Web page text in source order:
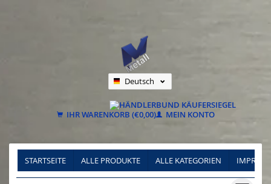
Deutsch
Français
IHR WARENKORB (€0,00) MEIN KONTO
STARTSEITE ALLE PRODUKTE ALLE KATEGORIEN